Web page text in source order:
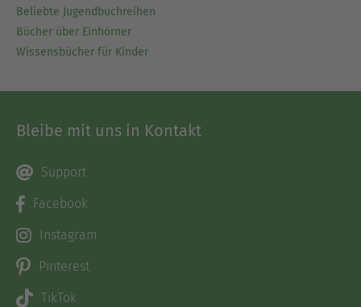
Beliebte Jugendbuchreihen
Bücher über Einhörner
Wissensbücher für Kinder
Bleibe mit uns in Kontakt
Support
Facebook
Instagram
Pinterest
TikTok